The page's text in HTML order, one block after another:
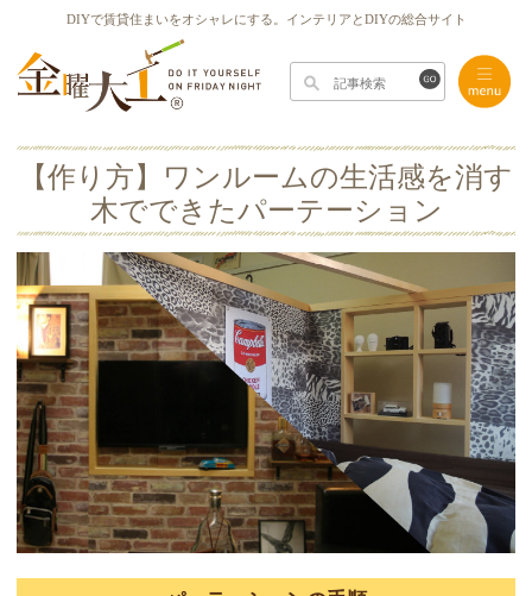
DIYで賃貸住まいをオシャレにする。インテリアとDIYの総合サイト
【作り方】ワンルームの生活感を消す
木でできたパーテーション